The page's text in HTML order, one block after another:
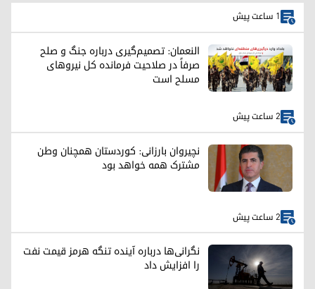
1 ساعت پیش
النعمان: تصمیم‌گیری درباره جنگ و صلح
صرفاً در صلاحیت فرمانده کل نیروهای
مسلح است
2 ساعت پیش
نچیروان بارزانی: کوردستان همچنان وطن
مشترک همه خواهد بود
2 ساعت پیش
نگرانی‌ها درباره آینده تنگه هرمز قیمت نفت
را افزایش داد